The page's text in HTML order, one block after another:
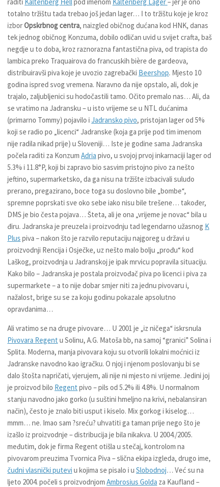
totalno tržištu tada trebao još jedan lager… I to tržištu koje je kroz
izborOpskrbnog centra, naizgled običnog dućana kod HNK, danas
tek jednog običnog Konzuma, dobilo odličan uvid u svijet crafta, baš
negdje u to doba, kroz raznorazna fantastična piva, od trapista do
lambica preko Traquairova do francuskih bière de gardeova,
distribuiravši piva koje je uvozio zagrebački Beershop. Mjesto 10
godina ispred svog vremena. Naravno da nije opstalo, ali, dok je
trajalo, zaljubljenici su hodočastili tamo. Očito premalo nas… Ali, da
se vratimo na Jadransku – u isto vrijeme se u NTL dućanima
(primarno Tommy) pojavilo i Jadransko pivo, pristojan lager od 5%
koji se radio po „licenci“ Jadranske (koja ga prije pod tim imenom
nije radila nikad prije) u Sloveniji… Iste je godine sama Jadranska
počela raditi za Konzum Adria pivo, u svojoj prvoj inkarnaciji lager od
5.3% i 11.8°P, koji bi zapravo bio sasvim pristojno pivo za nešto
jeftino, supermarketsko, da ga nisu na tržište izbacivali suludo
prerano, pregazirano, boce toga su doslovno bile „bombe“,
spremne poprskati sve oko sebe iako nisu bile trešene… također,
DMS je bio česta pojava… Šteta, ali je ona „vrijeme je novac“ bila u
điru. Jadranska je preuzela i proizvodnju tad legendarno užasnog K
Plus piva – nakon što je razvilo reputaciju najgoreg u državi u
proizvodnji Rencija i Osječke, uz nešto malo bolju „prođu“ kod
Laškog, proizvodnja u Jadranskoj je ipak mrvicu popravila situaciju.
Kako bilo – Jadranska je postala proizvođač piva po licenci i piva za
supermarkete – a to nije dobar smjer niti za jednu pivovaru i,
nažalost, brige su se za koju godinu pokazale apsolutno
opravdanima…
Ali vratimo se na druge pivovare… U 2001 je „iz ničega“ iskrsnula
Pivovara Regent u Solinu, A.G. Matoša bb, na samoj “granici” Solina i
Splita. Moderna, manja pivovara koju su otvorili lokalni moćnici iz
Jadranske navodno kao igračku. O njoj i njenom poslovanju bi se
dalo štošta napričati, vjerujem, ali nije ni mjesto ni vrijeme. Jedini joj
je proizvod bilo Regent pivo – pils od 5.2% ili 4.8%. U normalnom
stanju navodno jako gorko (u suštini hmeljno na krivi, nebalansiran
način), često je znalo biti usput i kiselo. Mix gorkog i kiselog…
mmm… ne. Imao sam ?sreću? uhvatiti ga taman prije nego što je
izašlo iz proizvodnje – distribucija je bila nikakva. U 2004./2005.
međutim, dok je firma Regent otišla u stečaj, kontrolom na
pivovarom preuzima Tvornica Piva –slična ekipa izgleda, drugo ime,
čudni vlasnički putevi u kojima se pisalo i u Slobodnoj… Već su na
ljeto 2004. počeli s proizvodnjom Ambrosius Golda za Kaufland –